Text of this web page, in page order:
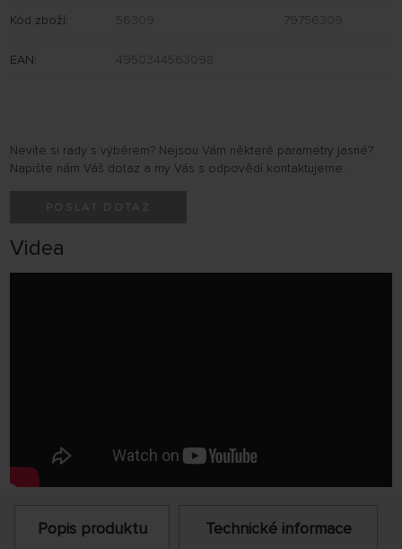
Kód zboží: 56309 79756309
EAN: 4950344563098
Nevíte si rady s výběrem? Nejsou Vám některé parametry jasné?
Napište nám Váš dotaz a my Vás s odpovědí kontaktujeme.
Videa
Popis produktu Technické informace